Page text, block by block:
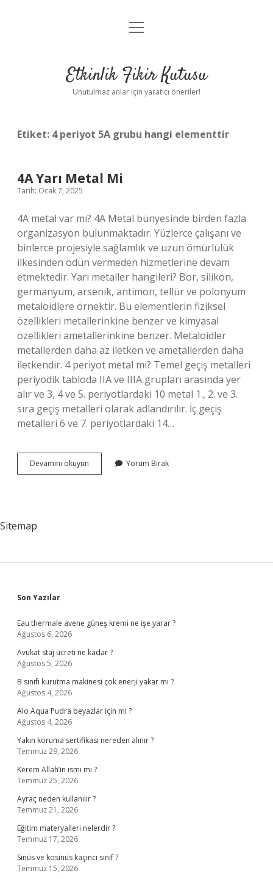
Anasayfa
Yasal Uyarı
menüyü
Etkinlik Fikir Kutusu
Unutulmaz anlar için yaratıcı öneriler!
Etiket: 4 periyot 5A grubu hangi elementtir
4A Yarı Metal Mi
Tarih: Ocak 7, 2025
4A metal var mı? 4A Metal bünyesinde birden fazla
organizasyon bulunmaktadır. Yüzlerce çalışanı ve
binlerce projesiyle sağlamlık ve uzun ömürlülük
ilkesinden ödün vermeden hizmetlerine devam
etmektedir. Yarı metaller hangileri? Bor, silikon,
germanyum, arsenik, antimon, tellür ve polonyum
metaloidlere örnektir. Bu elementlerin fiziksel
özellikleri metallerinkine benzer ve kimyasal
özellikleri ametallerinkine benzer. Metaloidler
metallerden daha az iletken ve ametallerden daha
iletkendir. 4 periyot metal mi? Temel geçiş metalleri
periyodik tabloda IIA ve IIIA grupları arasında yer
alır ve 3, 4 ve 5. periyotlardaki 10 metal 1., 2. ve 3.
sıra geçiş metalleri olarak adlandırılır. İç geçiş
metalleri 6 ve 7. periyotlardaki 14…
Devamını okuyun
Yarı
Yorum Bırak
Sitemap
Sidebar
Son Yazılar
Eau thermale avene güneş kremi ne işe yarar ?
Ağustos 6, 2026
Avukat staj ücreti ne kadar ?
Ağustos 5, 2026
B sınıfı kurutma makinesi çok enerji yakar mı ?
Ağustos 4, 2026
Alo Aqua Pudra beyazlar için mi ?
Ağustos 4, 2026
Yakın koruma sertifikası nereden alınır ?
Temmuz 29, 2026
Kerem Allah’ın ismi mi ?
Temmuz 25, 2026
Ayraç neden kullanılır ?
Temmuz 21, 2026
Eğitim materyalleri nelerdir ?
Temmuz 17, 2026
Sinüs ve kosinüs kaçıncı sınıf ?
Temmuz 15, 2026